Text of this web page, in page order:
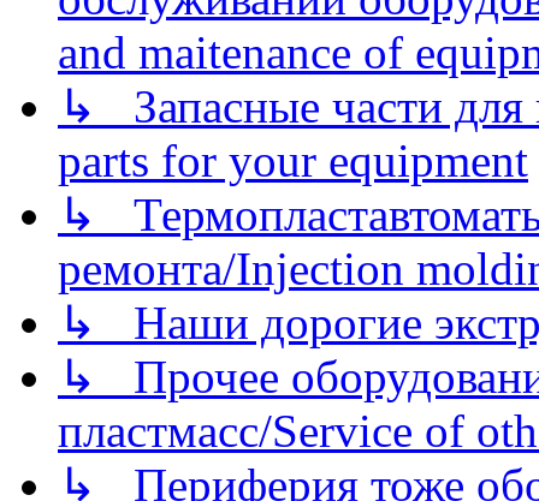
and maitenance of
↳ Запасные части для
parts for your equipment
↳
ремонта/Injection
↳ Наши дорогие
↳ Прочее
пластмасс/Service of
↳ Периферия тоже